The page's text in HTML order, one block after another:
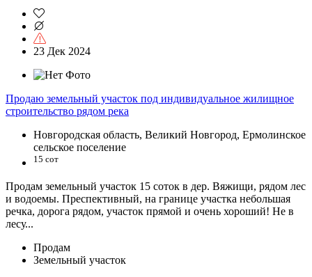
23 Дек 2024
Продаю земельный участок под индивидуальное жилищное
строительство рядом река
Новгородская область, Великий Новгород, Ермолинское
сельское поселение
15 сот
Продам земельный участок 15 соток в дер. Вяжищи, рядом лес
и водоемы. Преспективный, на границе участка небольшая
речка, дорога рядом, участок прямой и очень хороший! Не в
лесу...
Продам
Земельный участок